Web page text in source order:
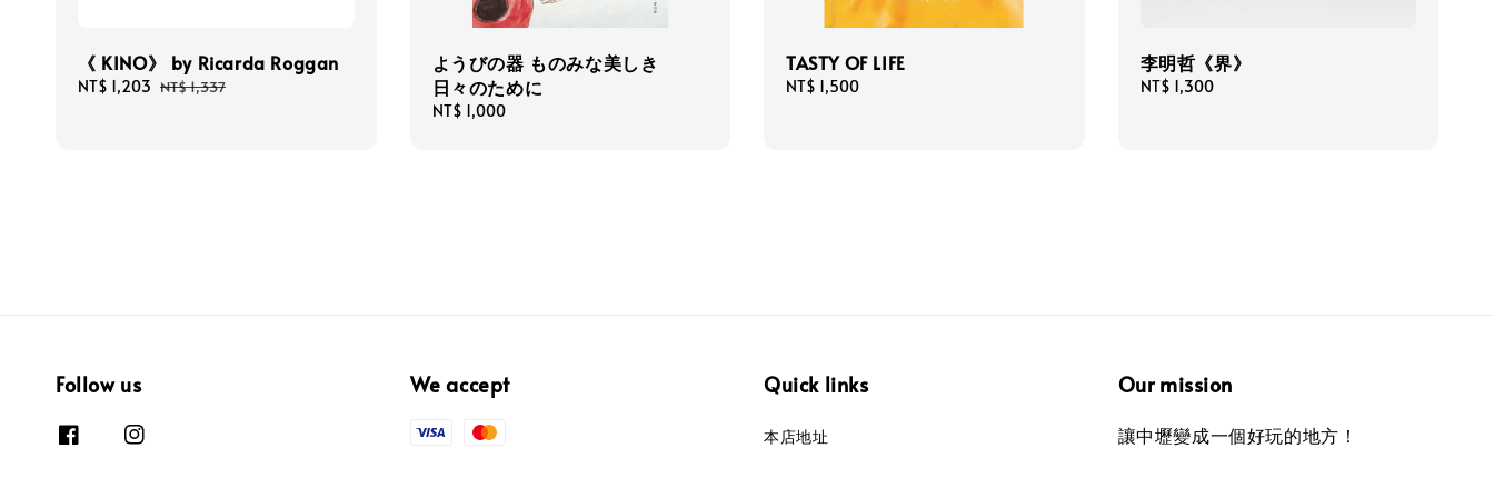
《 KINO》 by Ricarda Roggan
Sale
NT$ 1,203 Regular
NT$ 1,337
ようびの器 ものみな美しき
日々のために
Regular
NT$ 1,000
TASTY OF LIFE
Regular
NT$ 1,500
李明哲《界》
Regular
NT$ 1,300
Follow us We accept Quick links
本店地址
Our mission
讓中壢變成一個好玩的地方！